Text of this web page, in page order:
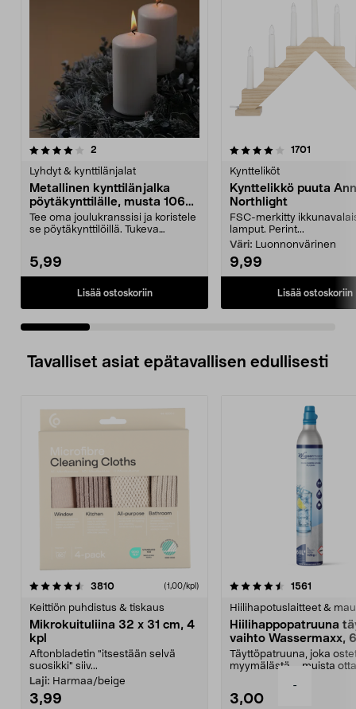
-
2
Lyhdyt & kynttilänjalat
Metallinen kynttilänjalka
pöytäkynttilälle, musta 106
mm
Tee oma joulukranssisi ja koristele
se pöytäkynttilöillä. Tukeva
5,99
Lisää ostoskoriin
4.0 viidestä
1701
Kyntteliköt
Kynttelikkö puuta
Northlight
FSC-merkitty
lamput. Perint...
Väri: Luonnonvärinen
9,99
Lisää ostoskoriin
4.5 viidestä
Tavalliset asiat epätavallisen edullisesti
3810arvostelut (1,00/kpl)
Keittiön puhdistus & tiskaus
Mikrokuituliina 32 x 31 cm, 4
kpl
Aftonbladetin "itsestään selvä
suosikki" siiv...
Laji: Harmaa/beige
3,99
4.5viidestä
1561
Hiilihapotuslaitteet &
Hiilihappopatruuna
vaihto Wassermaxx,
Täyttöpatruuna, joka
myymälästä – muista
3,00
4.5viidestä